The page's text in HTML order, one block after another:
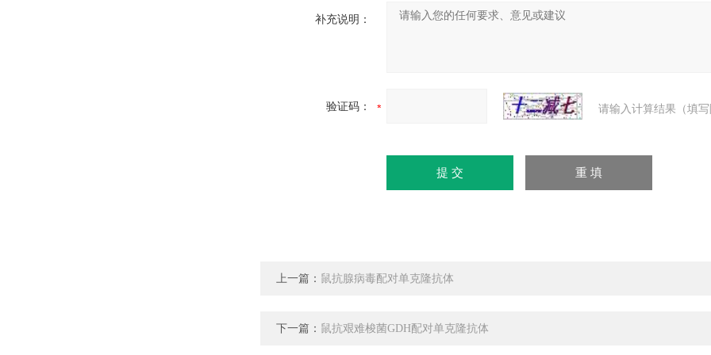
补充说明：
验证码： 请输入计算结果（填
上一篇： ​鼠抗腺病毒配对单克隆抗体
下一篇： 鼠抗艰难梭菌GDH配对单克隆抗体